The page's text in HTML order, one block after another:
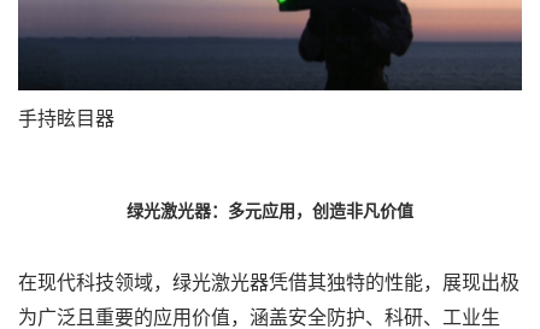
手持眩目器
绿光激光器：多元应用，创造非凡价值
在现代科技领域，绿光激光器凭借其独特的性能，展现出极
为广泛且重要的应用价值，涵盖安全防护、科研、工业生